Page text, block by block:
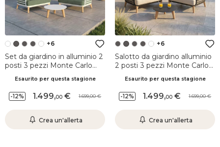
+6
Set da giardino in alluminio 2
posti 3 pezzi Monte Carlo
Esaurito per questa stagione
-12% 1.499,00 1.699,00
Crea un'allerta
+6
Salotto da giardino alluminio
2 posti 3 pezzi Monte Carlo
Esaurito per questa stagione
-12% 1.499,00 1.699,00
Crea un'allerta